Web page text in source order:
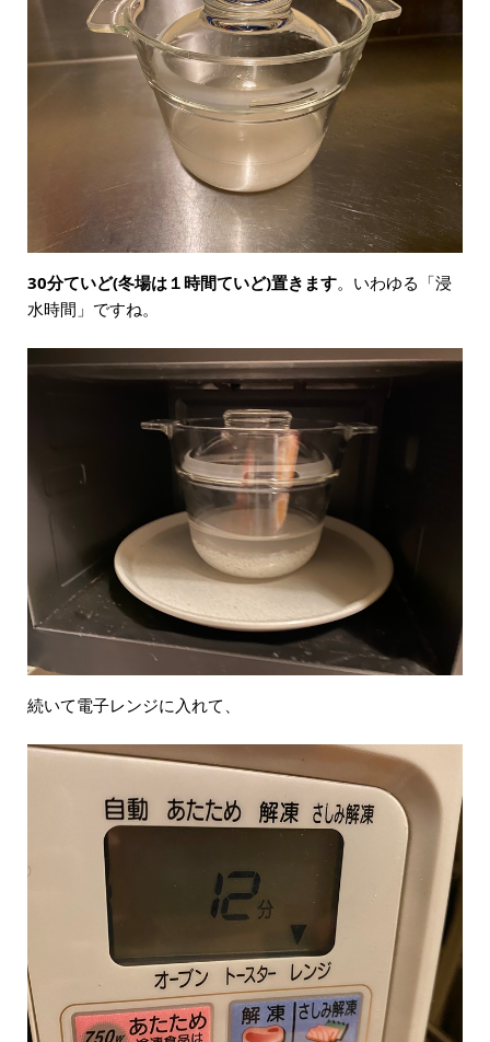
30分ていど(冬場は１時間ていど)置きます。いわゆる「浸
水時間」ですね。
続いて電子レンジに入れて、